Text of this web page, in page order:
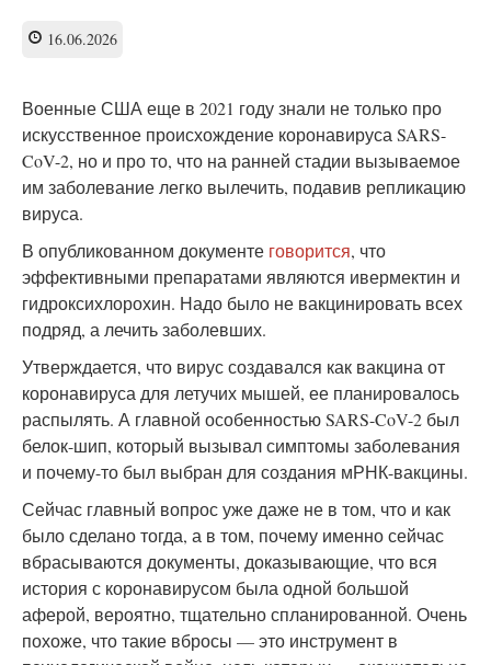
16.06.2026
Военные США еще в 2021 году знали не только про
искусственное происхождение коронавируса SARS-
CoV-2, но и про то, что на ранней стадии вызываемое
им заболевание легко вылечить, подавив репликацию
вируса.
В опубликованном документе говорится, что
эффективными препаратами являются ивермектин и
гидроксихлорохин. Надо было не вакцинировать всех
подряд, а лечить заболевших.
Утверждается, что вирус создавался как вакцина от
коронавируса для летучих мышей, ее планировалось
распылять. А главной особенностью SARS-CoV-2 был
белок-шип, который вызывал симптомы заболевания
и почему-то был выбран для создания мРНК-вакцины.
Сейчас главный вопрос уже даже не в том, что и как
было сделано тогда, а в том, почему именно сейчас
вбрасываются документы, доказывающие, что вся
история с коронавирусом была одной большой
аферой, вероятно, тщательно спланированной. Очень
похоже, что такие вбросы — это инструмент в